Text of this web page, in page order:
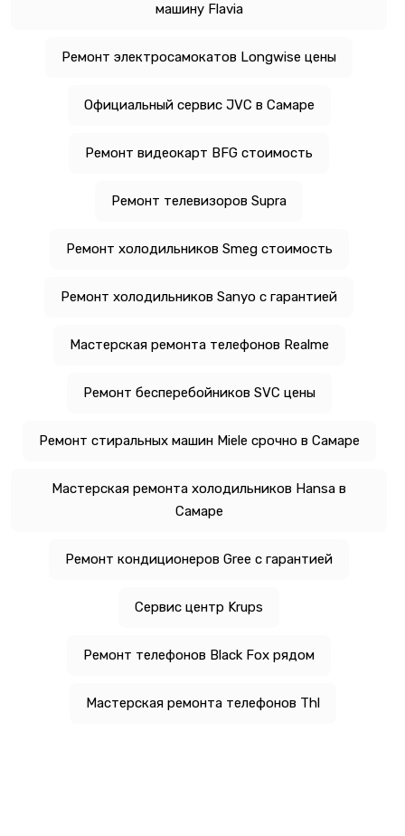
машину Flavia
Ремонт электросамокатов Longwise цены
Официальный сервис JVC в Самаре
Ремонт видеокарт BFG стоимость
Ремонт телевизоров Supra
Ремонт холодильников Smeg стоимость
Ремонт холодильников Sanyo с гарантией
Мастерская ремонта телефонов Realme
Ремонт бесперебойников SVC цены
Ремонт стиральных машин Miele срочно в Самаре
Мастерская ремонта холодильников Hansa в
Самаре
Ремонт кондиционеров Gree с гарантией
Сервис центр Krups
Ремонт телефонов Black Fox рядом
Мастерская ремонта телефонов Thl